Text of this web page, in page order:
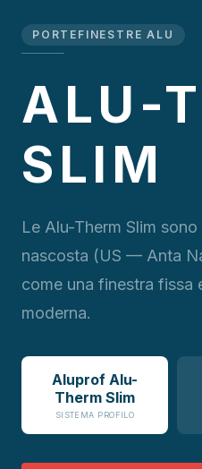
PORTEFINESTRE ALU
ALU-
SLIM
Le Alu-Therm Slim
nascosta (US — Anta
come una finestra fissa
moderna.
Aluprof Alu-
Therm Slim
SISTEMA PROFILO